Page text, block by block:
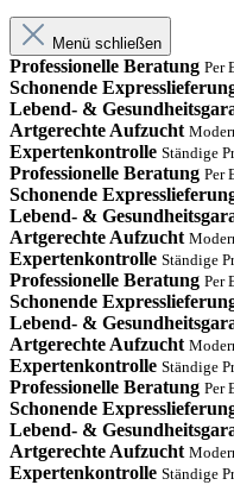
Menü schließen
Professionelle Beratung Per
Schonende
Lebend- &
Artgerechte Aufzucht
Expertenkontrolle Ständige
Professionelle Beratung Per
Schonende
Lebend- &
Artgerechte Aufzucht
Expertenkontrolle Ständige
Professionelle Beratung Per
Schonende
Lebend- &
Artgerechte Aufzucht
Expertenkontrolle Ständige
Professionelle Beratung Per
Schonende
Lebend- &
Artgerechte Aufzucht
Expertenkontrolle Ständige